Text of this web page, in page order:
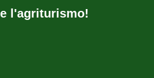
l'agriturismo!